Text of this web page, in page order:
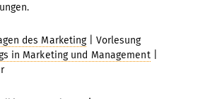
des Marketing | Vorlesung
in Marketing und Management|